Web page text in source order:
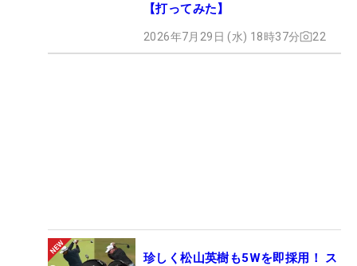
【打ってみた】
2026年7月29日 (水) 18時37分 22
珍しく松山英樹も5Wを即採用！ ス